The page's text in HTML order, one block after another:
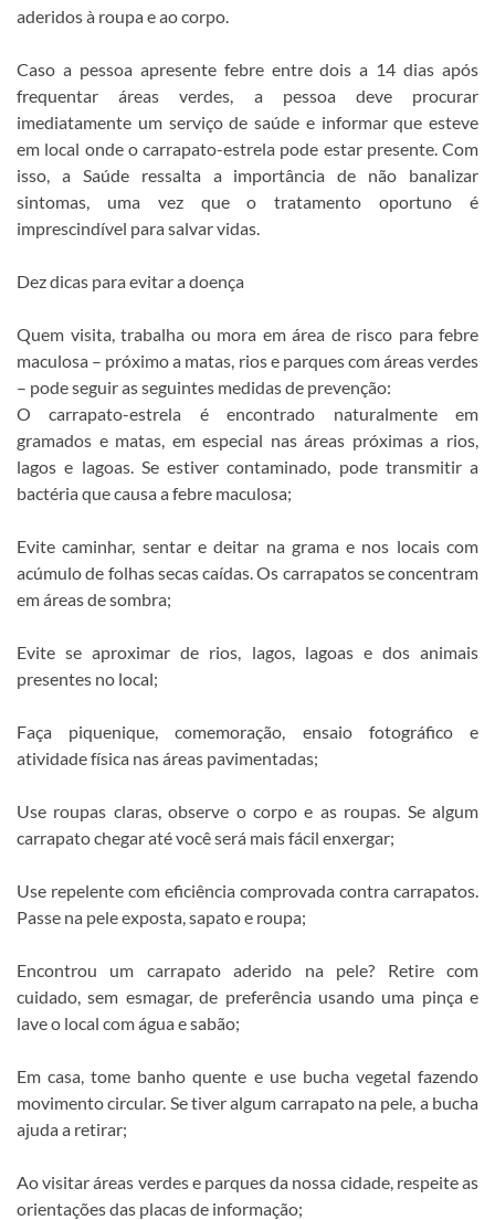
aderidos à roupa e ao corpo.
Caso a pessoa apresente febre entre dois a 14 dias após
frequentar áreas verdes, a pessoa deve procurar
imediatamente um serviço de saúde e informar que esteve
em local onde o carrapato-estrela pode estar presente. Com
isso, a Saúde ressalta a importância de não banalizar
sintomas, uma vez que o tratamento oportuno é
imprescindível para salvar vidas.
Dez dicas para evitar a doença
Quem visita, trabalha ou mora em área de risco para febre
maculosa – próximo a matas, rios e parques com áreas verdes
– pode seguir as seguintes medidas de prevenção:
O carrapato-estrela é encontrado naturalmente em
gramados e matas, em especial nas áreas próximas a rios,
lagos e lagoas. Se estiver contaminado, pode transmitir a
bactéria que causa a febre maculosa;
Evite caminhar, sentar e deitar na grama e nos locais com
acúmulo de folhas secas caídas. Os carrapatos se concentram
em áreas de sombra;
Evite se aproximar de rios, lagos, lagoas e dos animais
presentes no local;
Faça piquenique, comemoração, ensaio fotográfico e
atividade física nas áreas pavimentadas;
Use roupas claras, observe o corpo e as roupas. Se algum
carrapato chegar até você será mais fácil enxergar;
Use repelente com eficiência comprovada contra carrapatos.
Passe na pele exposta, sapato e roupa;
Encontrou um carrapato aderido na pele? Retire com
cuidado, sem esmagar, de preferência usando uma pinça e
lave o local com água e sabão;
Em casa, tome banho quente e use bucha vegetal fazendo
movimento circular. Se tiver algum carrapato na pele, a bucha
ajuda a retirar;
Ao visitar áreas verdes e parques da nossa cidade, respeite as
orientações das placas de informação;